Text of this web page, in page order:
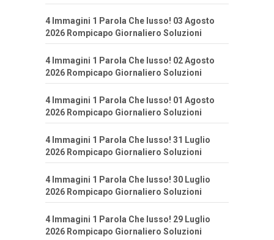
4 Immagini 1 Parola Che lusso! 03 Agosto
2026 Rompicapo Giornaliero Soluzioni
4 Immagini 1 Parola Che lusso! 02 Agosto
2026 Rompicapo Giornaliero Soluzioni
4 Immagini 1 Parola Che lusso! 01 Agosto
2026 Rompicapo Giornaliero Soluzioni
4 Immagini 1 Parola Che lusso! 31 Luglio
2026 Rompicapo Giornaliero Soluzioni
4 Immagini 1 Parola Che lusso! 30 Luglio
2026 Rompicapo Giornaliero Soluzioni
4 Immagini 1 Parola Che lusso! 29 Luglio
2026 Rompicapo Giornaliero Soluzioni